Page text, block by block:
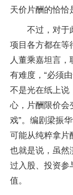
天价片酬的恰恰
不过，对于
项目各方都在等
人董乘嘉坦言
有难度，“必须
不是光在纸上说
心，片酬限价会
戏”。编剧梁振
可能从纯粹拿片
也就是说，虽然
过入股、投资参
值。